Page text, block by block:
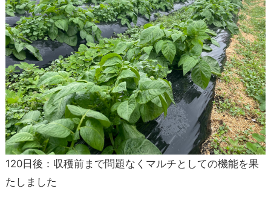
120日後：収穫前まで問題なくマルチとしての機能を果
たしました